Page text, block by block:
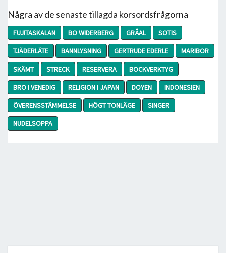
Några av de senaste tillagda korsordsfrågorna
FUJITASKALAN BO WIDERBERG GRÅAL
SOTIS
TJÄDERLÄTE
BANNLYSNING GERTRUDE EDERLE
MARIBOR
SKÄMT
STRECK RESERVERA
BOCKVERKTYG
BRO I VENEDIG
RELIGION I JAPAN DOYEN
INDONESIEN
ÖVERENSSTÄMMELSE
HÖGT TONLÄGE
SINGER
NUDELSOPPA